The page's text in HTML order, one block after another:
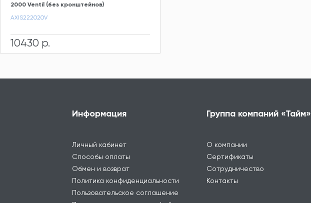
2000 Ventil (без кронштейнов)
AXIS222020V
10430 р.
Информация
Личный кабинет
Способы оплаты
Обмен и возврат
Политика конфиденциальности
Пользовательское соглашение
Группа компаний «Тайм»
О компании
Сертификаты
Сотрудничество
Контакты